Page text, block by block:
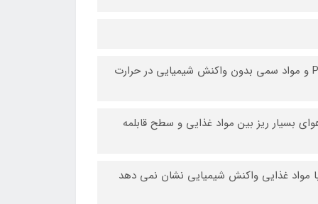
تکنولوژی حکاکی لیزری به همراه پوشش سرامیکی سالم و مخصوص فاقد PFOA و مواد سمی بدون واکنش شیمیایی در حرارت
بسیار ریز بین مواد غذایی و سطح قابلمه
غذایی واکنش شیمیایی نشان نمی دهد